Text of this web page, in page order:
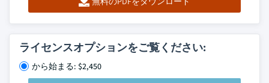
ライセンスオプションをご覧ください:
から始まる: $2,450